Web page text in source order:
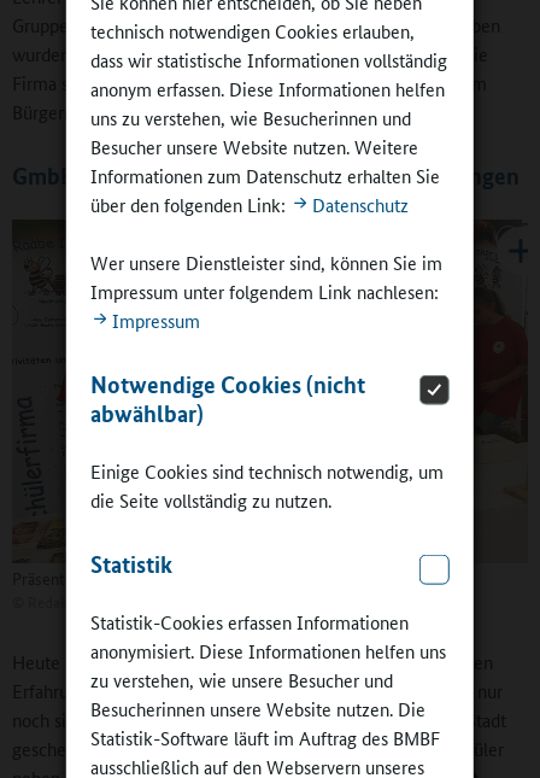
technisch notwendigen Cookies erlauben,
dass wir statistische Informationen vollständig
anonym erfassen. Diese Informationen helfen
uns zu verstehen, wie Besucherinnen und
Besucher unsere Website nutzen. Weitere
Informationen zum Datenschutz erhalten Sie
über den folgenden Link:
Datenschutz
Wer unsere Dienstleister sind, können Sie im
Impressum unter folgendem Link nachlesen:
Impressum
Notwendige Cookies (nicht
abwählbar)
Einige Cookies sind technisch notwendig, um
die Seite vollständig zu nutzen.
Statistik
Statistik-Cookies erfassen Informationen
anonymisiert. Diese Informationen helfen uns
zu verstehen, wie unsere Besucher und
Besucherinnen unsere Website nutzen. Die
Statistik-Software läuft im Auftrag des BMBF
ausschließlich auf den Webservern unseres
Gruppengröße hält Andreas Müller seitdem für ideal. Aufgaben
wurden verteilt, Spenden und Fördergelder eingeworben. Die
Firma startete als Aktiengesellschaft und verkaufte auch dem
Bürgermeister Anteilsscheine.
GmbE: Gemeinschaft mit besonderen Erfahrungen
Präsentation der Raabe Imker GmbE
Heute ist die Schülerfirma eine Gemeinschaft mit besonderen
Erfahrungen (GmbE), die alle Aktien zurückgekauft hat, um nur
noch sich selbst verantwortlich zu sein. Auf einem von der Stadt
geschenkten Brachgelände haben die Schülerinnen und Schüler